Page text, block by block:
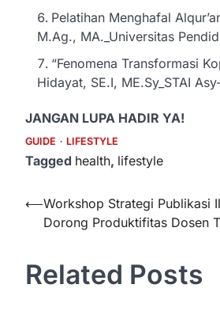
Pelatihan Menghafal
M.Ag., MA._Universitas
“Fenomena Transformasi
Hidayat, SE.I, ME.Sy_STAI
JANGAN LUPA HADIR YA!
GUIDE LIFESTYLE
Tagged health, lifestyle
Post
navigation
⟵Workshop Strategi Publikasi
Dorong Produktifitas Dosen
Related Posts